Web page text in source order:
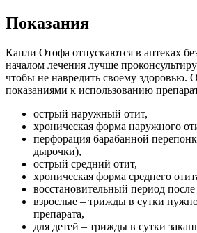
Показания
Капли Отофа отпускаются в аптеках
началом лечения лучше
чтобы не навредить своему здоровью.
показаниями к использованию
острый наружный отит,
хроническая форма наружного
перфорация барабанной
дырочки),
острый средний отит,
хроническая форма среднего
восстановительный период
взрослые – трижды в сутки
препарата,
для детей – трижды в сутки